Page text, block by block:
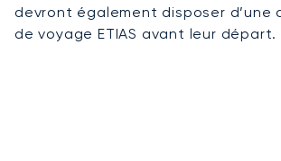
devront également disposer d’une
de voyage ETIAS avant leur départ.